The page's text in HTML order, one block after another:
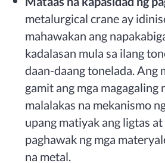
metalurgical crane ay
mahawakan ang
kadalasan mula sa ilang
daan-daang tonelada. Ang
gamit ang mga
malalakas na mekanismo
upang matiyak ang ligtas
paghawak ng mga
na metal.